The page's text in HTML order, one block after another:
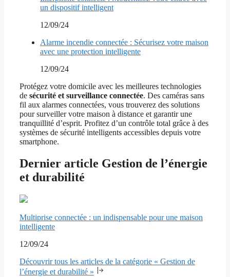
un dispositif intelligent
12/09/24
Alarme incendie connectée : Sécurisez votre maison
avec une protection intelligente
12/09/24
Protégez votre domicile avec les meilleures technologies
de sécurité et surveillance connectée. Des caméras sans
fil aux alarmes connectées, vous trouverez des solutions
pour surveiller votre maison à distance et garantir une
tranquillité d’esprit. Profitez d’un contrôle total grâce à des
systèmes de sécurité intelligents accessibles depuis votre
smartphone.
Dernier article Gestion de l’énergie
et durabilité
Multiprise connectée : un indispensable pour une maison
intelligente
12/09/24
Découvrir tous les articles de la catégorie « Gestion de
l’énergie et durabilité »